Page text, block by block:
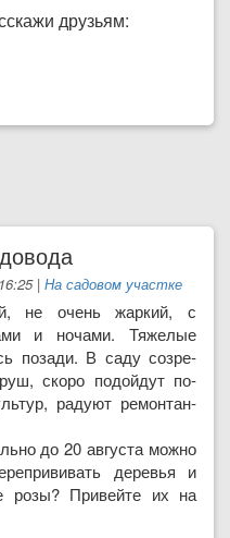
друзьям:
| На садовом участке
не очень жаркий, с
и ночами. Тяжелые
позади. В саду созре­
скоро подойдут по­
радуют ремонтан­
до 20 августа можно
де­ревья и
розы? Привей­те их на